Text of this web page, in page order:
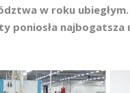
w roku
poniosła najbogatsza